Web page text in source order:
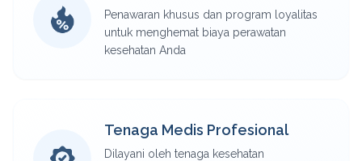
Penawaran khusus dan program loyalitas
untuk menghemat biaya perawatan
kesehatan Anda
Tenaga Medis Profesional
Dilayani oleh tenaga kesehatan